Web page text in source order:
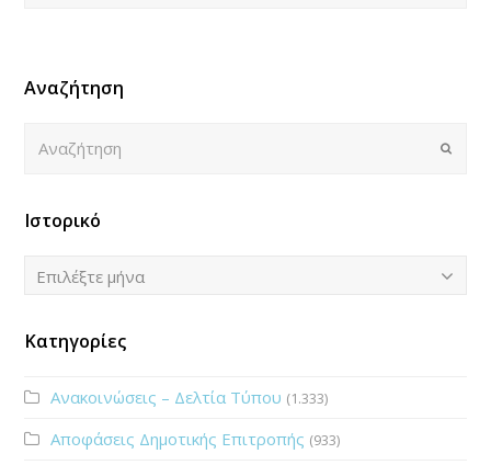
Αναζήτηση
Submit
Ιστορικό
Ιστορικό
Επιλέξτε μήνα
Κατηγορίες
Ανακοινώσεις – Δελτία Τύπου (1.333)
Αποφάσεις Δημοτικής Επιτροπής (933)